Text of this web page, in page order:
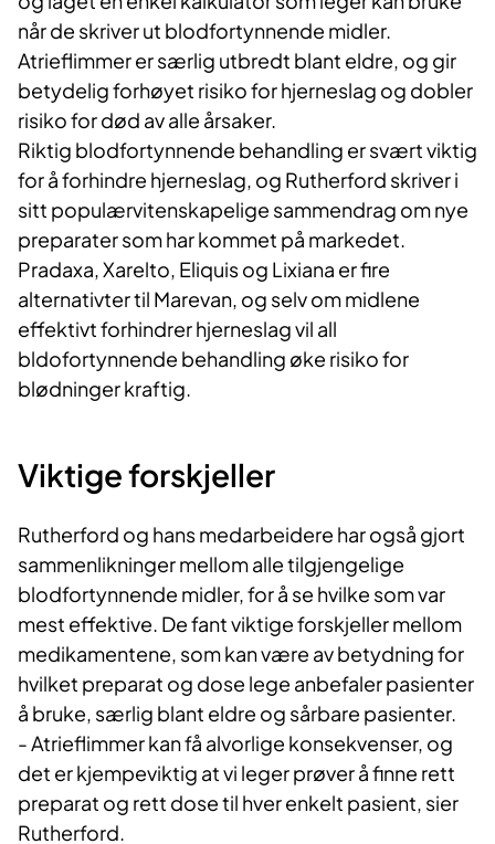
når de skriver ut blodfortynnende midler.
Atrieflimmer er særlig utbredt blant eldre, og gir
betydelig forhøyet risiko for hjerneslag og dobler
risiko for død av alle årsaker.
Riktig blodfortynnende behandling er svært viktig
for å forhindre hjerneslag, og Rutherford skriver i
sitt populærvitenskapelige sammendrag om nye
preparater som har kommet på markedet.
Pradaxa, Xarelto, Eliquis og Lixiana er fire
alternativter til Marevan, og selv om midlene
effektivt forhindrer hjerneslag vil all
bldofortynnende behandling øke risiko for
blødninger kraftig.
Viktige forskjeller
Rutherford og hans medarbeidere har også gjort
sammenlikninger mellom alle tilgjengelige
blodfortynnende midler, for å se hvilke som var
mest effektive. De fant viktige forskjeller mellom
medikamentene, som kan være av betydning for
hvilket preparat og dose lege anbefaler pasienter
å bruke, særlig blant eldre og sårbare pasienter.
- Atrieflimmer kan få alvorlige konsekvenser, og
det er kjempeviktig at vi leger prøver å finne rett
preparat og rett dose til hver enkelt pasient, sier
Rutherford.